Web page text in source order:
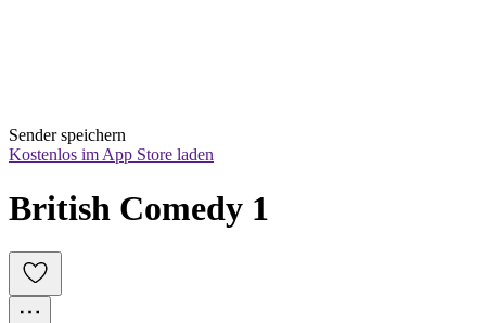
Sender speichern
Kostenlos im App Store laden
British Comedy 1